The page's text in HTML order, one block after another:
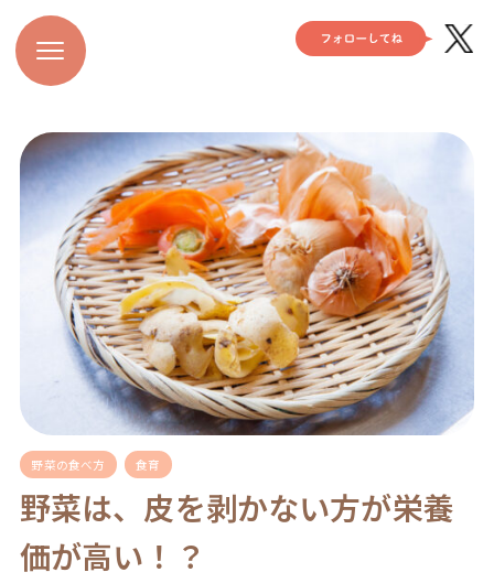
野菜の食べ方 食育
野菜は、皮を剥かない方が栄養
価が高い！？